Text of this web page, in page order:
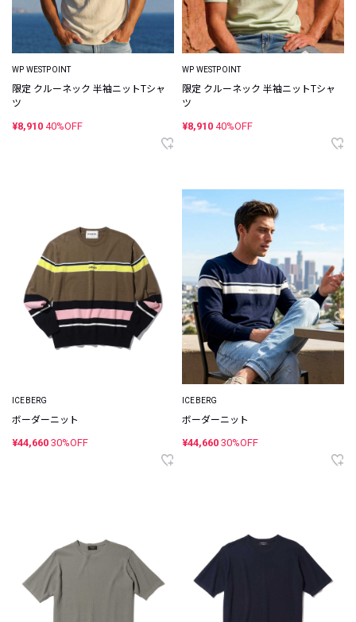
WP WESTPOINT
限定 クルーネック 半袖ニットTシャ
ツ
¥8,910 40%OFF
WP WESTPOINT
限定 クルーネック 半袖ニットTシャ
ツ
¥8,910 40%OFF
ICEBERG
ボーダーニット
¥44,660 30%OFF
ICEBERG
ボーダーニット
¥44,660 30%OFF